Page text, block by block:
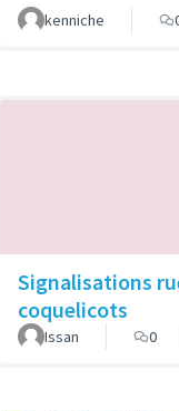
kenniche
Signalisations
coquelicots
Issan 0